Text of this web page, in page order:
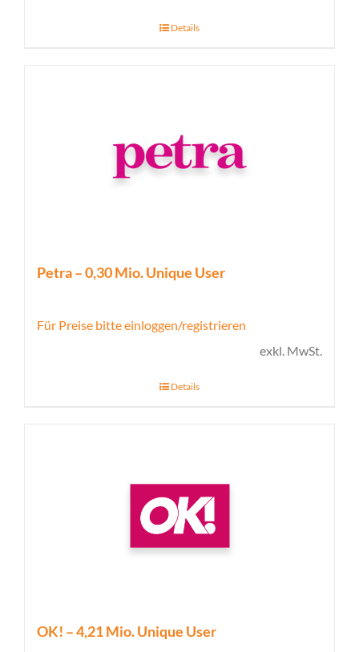
Details
Petra – 0,30 Mio. Unique User
Für Preise bitte einloggen/registrieren
exkl. MwSt.
Details
OK! – 4,21 Mio. Unique User